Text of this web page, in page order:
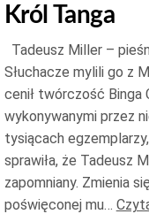
Król Tanga
Tadeusz Miller –
Słuchacze mylili go z
cenił twórczość Binga
wykonywanymi przez
tysiącach
sprawiła, że Tadeusz
zapomniany. Zmienia
poświęconej mu…